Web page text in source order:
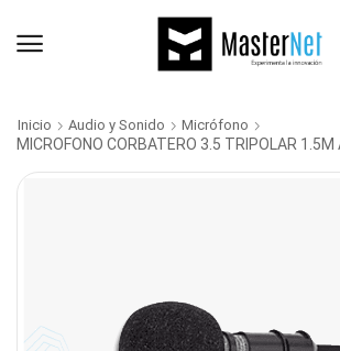
Inicio Audio y Sonido Micrófono
MICROFONO CORBATERO 3.5 TRIPOLAR 1.5M